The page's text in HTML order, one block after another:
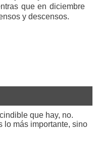
que en diciembre
y descensos.
que hay, no.
lo más importante, sino